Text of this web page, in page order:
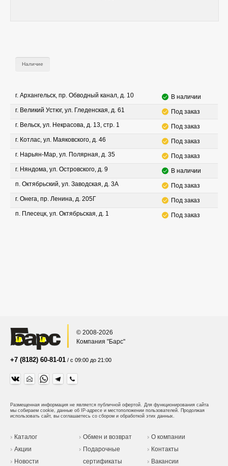
Наличие
г. Архангельск, пр. Обводный канал, д. 10
В наличии
г. Великий Устюг, ул. Гледенская, д. 61
Под заказ
г. Вельск, ул. Некрасова, д. 13, стр. 1
Под заказ
г. Котлас, ул. Маяковского, д. 46
Под заказ
г. Нарьян-Мар, ул. Полярная, д. 35
Под заказ
г. Няндома, ул. Островского, д. 9
В наличии
п. Октябрьский, ул. Заводская, д. 3А
Под заказ
г. Онега, пр. Ленина, д. 205Г
Под заказ
п. Плесецк, ул. Октябрьская, д. 1
Под заказ
© 2008-2026
Компания "Барс"
+7 (8182) 60-81-01 / с 09:00 до 21:00
Размещенная информация не является публичной офертой. Для функционирования сайта
мы собираем cookie, данные об IP-адресе и местоположении пользователей. Продолжая
использовать сайт, вы соглашаетесь со сбором и обработкой этих данных.
Каталог
Акции
Новости
Обмен и возврат
Подарочные
сертификаты
О компании
Контакты
Вакансии